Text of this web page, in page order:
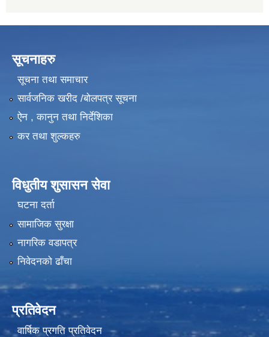
सूचनाहरु
सूचना तथा समाचार
सार्वजनिक खरीद /बोलपत्र सूचना
ऐन , कानुन तथा निर्देशिका
कर तथा शुल्कहरु
विधुतीय शुसासन सेवा
घटना दर्ता
सामाजिक सुरक्षा
नागरिक वडापत्र
निवेदनको ढाँचा
प्रतिवेदन
वार्षिक प्रगति प्रतिवेदन